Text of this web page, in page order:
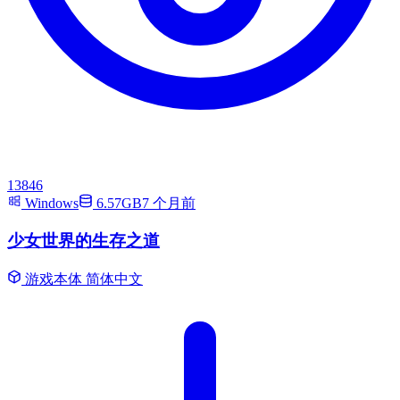
13846
Windows
6.57GB7 个月前
少女世界的生存之道
游戏本体 简体中文